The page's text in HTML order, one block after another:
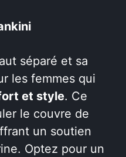
séparé et sa
les femmes qui
et style. Ce
le couvre de
un soutien
Optez pour un